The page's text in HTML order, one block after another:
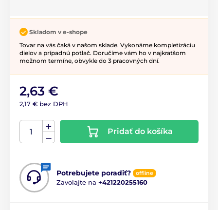
Skladom v e-shope
Tovar na vás čaká v našom sklade. Vykonáme kompletizáciu
dielov a prípadnú potlač. Doručíme vám ho v najkratšom
možnom termíne, obvykle do 3 pracovných dní.
2,63 €
2,17 € bez DPH
Pridať do košíka
Potrebujete poradiť? offline
Zavolajte na +421220255160